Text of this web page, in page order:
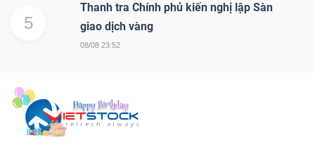
5
Thanh tra Chính phủ kiến nghị lập Sàn
giao dịch vàng
08/08 23:52
(-)
Tin
tức
(-)